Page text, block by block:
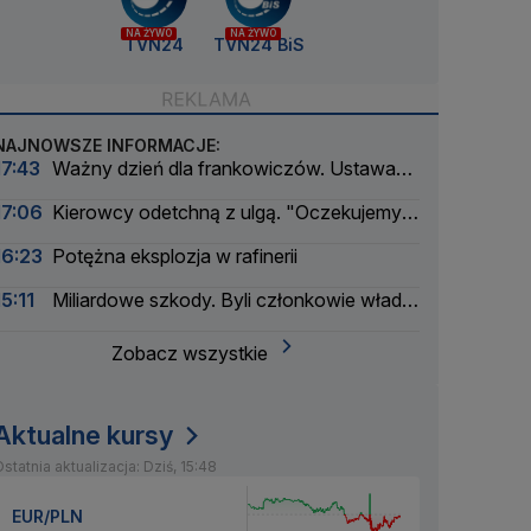
NA ŻYWO
TVN24
NA ŻYWO
TVN24 BiS
INFORMACJE:
Ważny dzień dla frankowiczów. Ustawa
Kierowcy odetchną z ulgą. "Oczekujemy
Potężna eksplozja w rafinerii
Miliardowe szkody. Byli członkowie władz
Zobacz wszystkie
kursy
aktualizacja: Dziś, 15:48
EUR/PLN